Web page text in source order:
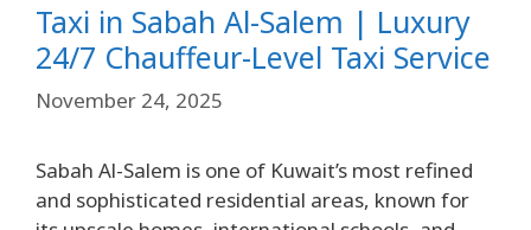
Taxi in Sabah Al-Salem | Luxury
24/7 Chauffeur-Level Taxi Service
November 24, 2025
Sabah Al-Salem is one of Kuwait’s most refined
and sophisticated residential areas, known for